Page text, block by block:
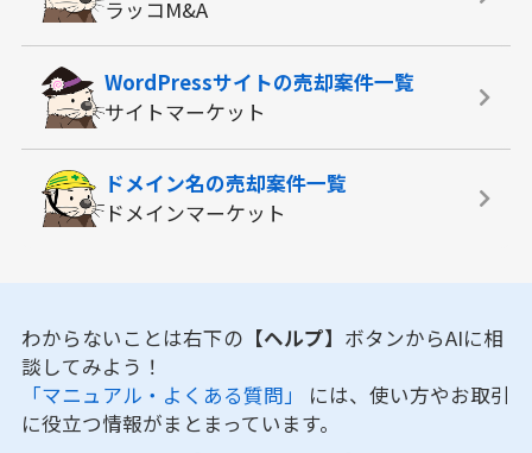
ラッコM&A
WordPressサイトの売却案件一覧
サイトマーケット
ドメイン名の売却案件一覧
ドメインマーケット
わからないことは右下の 【ヘルプ】 ボタンからAIに相
談してみよう！
「マニュアル・よくある質問」 には、使い方やお取引
に役立つ情報がまとまっています。